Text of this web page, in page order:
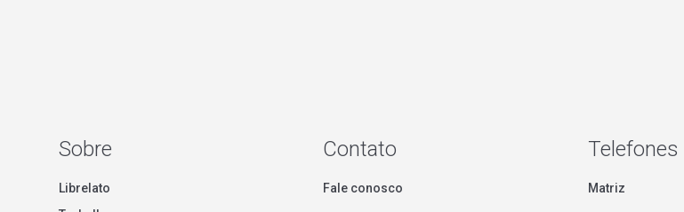
Sobre
Librelato
Contato
Fale conosco
Telefones
Matriz